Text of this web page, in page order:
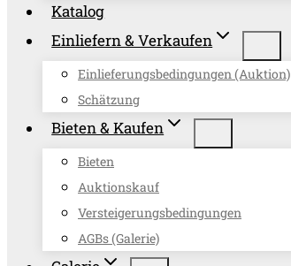
Katalog
Einliefern & Verkaufen
Einlieferungsbedingungen (Auktion)
Schätzung
Bieten & Kaufen
Bieten
Auktionskauf
Versteigerungsbedingungen
AGBs (Galerie)